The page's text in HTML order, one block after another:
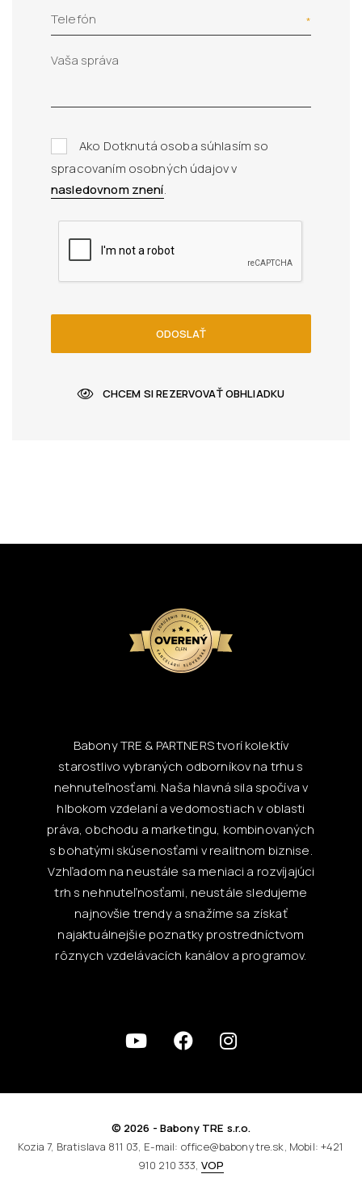
Telefón
Ako Dotknutá osoba súhlasím so
spracovaním osobných údajov v
nasledovnom znení.
ODOSLAŤ
CHCEM SI REZERVOVAŤ OBHLIADKU
Babony TRE & PARTNERS tvorí kolektív
starostlivo vybraných odborníkov na trhu s
nehnuteľnosťami. Naša hlavná sila spočíva v
hlbokom vzdelaní a vedomostiach v oblasti
práva, obchodu a marketingu, kombinovaných
s bohatými skúsenosťami v realitnom biznise.
Vzhľadom na neustále sa meniaci a rozvíjajúci
trh s nehnuteľnosťami, neustále sledujeme
najnovšie trendy a snažíme sa získať
najaktuálnejšie poznatky prostredníctvom
rôznych vzdelávacích kanálov a programov.
© 2026 - Babony TRE s.r.o.
Kozia 7, Bratislava 811 03, E-mail: office@babonytre.sk, Mobil: +421
910 210 333, VOP